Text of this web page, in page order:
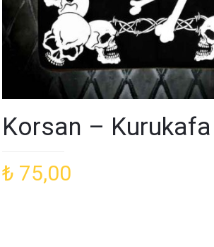
Korsan – Kurukafa
₺ 75,00